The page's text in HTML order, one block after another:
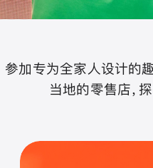
参加专为全家人设计的
当地的零售店，